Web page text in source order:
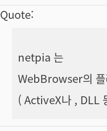
Quote:
netpia 는
WebBrowser의 플
( ActiveX나 , DLL